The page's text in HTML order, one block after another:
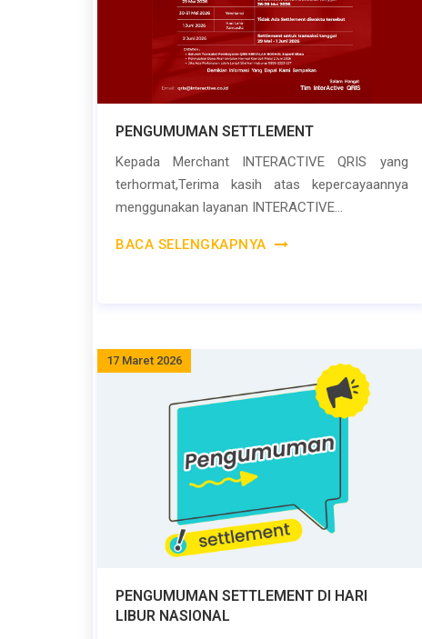
PENGUMUMAN SETTLEMENT
Kepada Merchant INTERACTIVE QRIS yang
terhormat,Terima kasih atas kepercayaannya
menggunakan layanan INTERACTIVE...
BACA SELENGKAPNYA
17 Maret 2026
PENGUMUMAN SETTLEMENT DI HARI
LIBUR NASIONAL